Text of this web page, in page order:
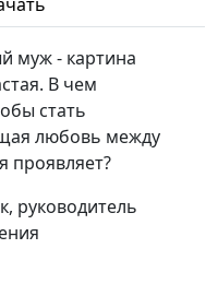
Олийник,
Центра
#4
Олийник,
Центра
муж - картина
В чем
стать
любовь между
проявляет?
руководитель